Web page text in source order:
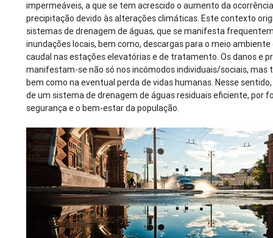
impermeáveis, a que se tem acrescido o aumento da
precipitação devido às alterações climáticas. Este contexto
sistemas de drenagem de águas, que se manifesta
inundações locais, bem como, descargas para o meio
caudal nas estações elevatórias e de tratamento. Os danos e
manifestam-se não só nos incómodos individuais/sociais, mas
bem como na eventual perda de vidas humanas. Nesse
de um sistema de drenagem de águas residuais eficiente, por
segurança e o bem-estar da população.